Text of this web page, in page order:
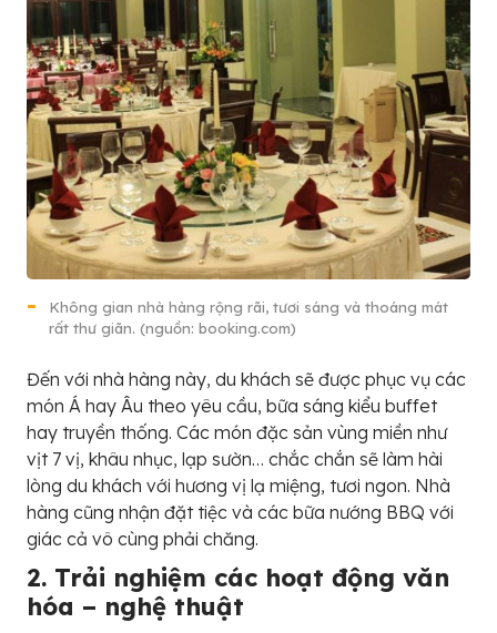
Không gian nhà hàng rộng rãi, tươi sáng và thoáng mát
rất thư giãn. (nguồn: booking.com)
Đến với nhà hàng này, du khách sẽ được phục vụ các
món Á hay Âu theo yêu cầu, bữa sáng kiểu buffet
hay truyền thống. Các món đặc sản vùng miền như
vịt 7 vị, khâu nhục, lạp sườn… chắc chắn sẽ làm hài
lòng du khách với hương vị lạ miệng, tươi ngon. Nhà
hàng cũng nhận đặt tiệc và các bữa nướng BBQ với
giác cả vô cùng phải chăng.
2. Trải nghiệm các hoạt động văn
hóa – nghệ thuật